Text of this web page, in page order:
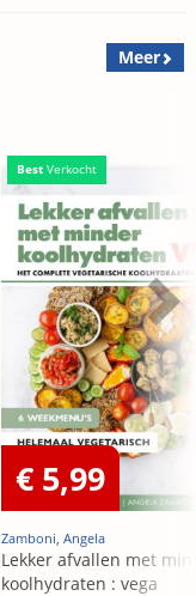
Meer
Best Verkocht
€ 5,99
Zamboni, Angela
Lekker afvallen met
koolhydraten : vega